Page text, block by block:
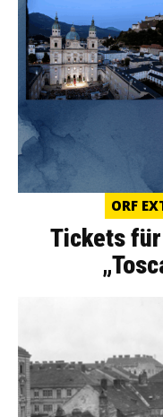
ORF
Tickets für